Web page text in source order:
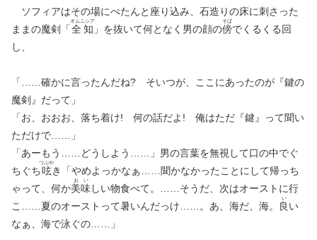
ソフィアはその場にぺたんと座り込み、石造りの床に刺さった
ままの魔剣「全知
オムニシア
」を抜いて何となく男の顔の傍
そば
でくるくる回
し、
「……確かに言ったんだね? そいつが、ここにあったのが『鍵の
魔剣』だって」
「お、おおお、落ち着け! 何の話だよ! 俺はただ『鍵』って聞い
ただけで……」
「あーもう……どうしよう……」男の言葉を無視して口の中でぐ
ちぐち呟
つぶや
き「やめよっかなぁ……聞かなかったことにして帰っち
ゃって、何か美
お
味
い
しい物食べて。……そうだ、次はオーストに行
こ……夏のオーストって暑いんだっけ……。あ、海だ、海。
良
い
い
なぁ、海で泳ぐの……」